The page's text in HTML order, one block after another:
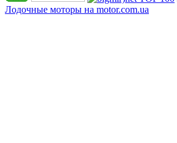
Лодочные моторы на motor.com.ua